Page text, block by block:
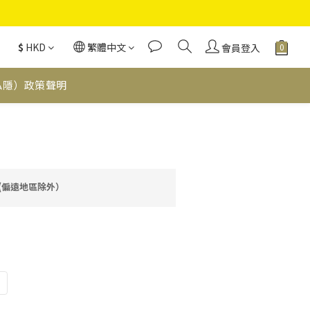
$ HKD 繁體中文 會員登入
）政策聲明
遠地區除外）